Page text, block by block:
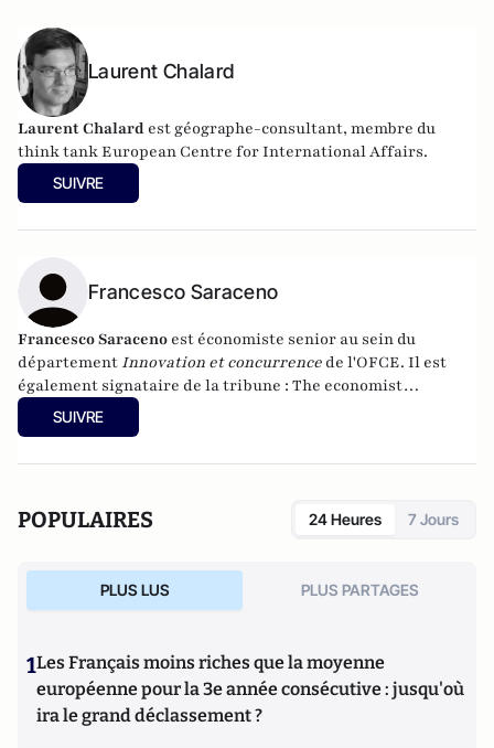
Laurent Chalard
Laurent Chalard est géographe-consultant, membre du
think tankEuropean Centre for International Affairs.
SUIVRE
Francesco Saraceno
Francesco Saraceno est économiste senior au sein du
département Innovation et concurrence de l'OFCE. Il est
également signataire de la tribune : The economist
warning.Vous pouvez le suivre sur son compte twitter
:Francesco Saraceno
SUIVRE
POPULAIRES 24 Heures 7 Jours
PLUS LUS PLUS PARTAGES
1Les Français moins riches que la moyenne
européenne pour la 3e année consécutive : jusqu'où
ira le grand déclassement ?